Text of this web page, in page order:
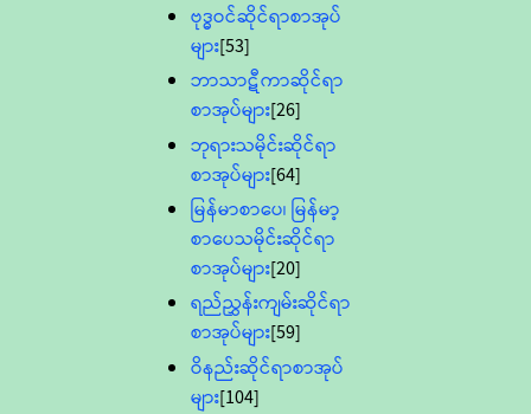
ဗုဒ္ဓဝင်ဆိုင်ရာစာအုပ်
များ[53]
ဘာသာဋီကာဆိုင်ရာ
စာအုပ်များ[26]
ဘုရားသမိုင်းဆိုင်ရာ
စာအုပ်များ[64]
မြန်မာစာပေ၊ မြန်မာ့
စာပေသမိုင်းဆိုင်ရာ
စာအုပ်များ[20]
ရည်ညွှန်းကျမ်းဆိုင်ရာ
စာအုပ်များ[59]
ဝိနည်းဆိုင်ရာစာအုပ်
များ[104]